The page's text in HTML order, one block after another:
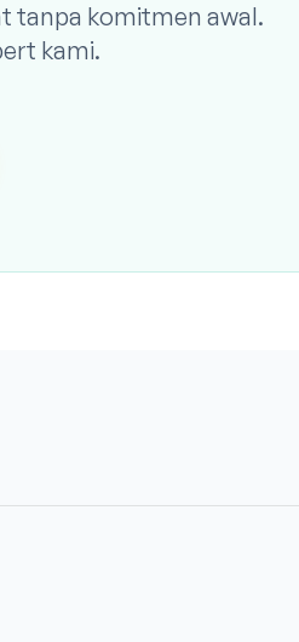
tanpa komitmen awal.
kami.